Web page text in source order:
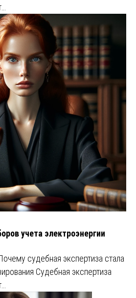
учета электроэнергии
судебная экспертиза стала
Судебная экспертиза